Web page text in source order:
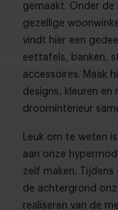
gemaakt. Onder de
gezellige
vindt hier een
eettafels, banken,
accessoires. Maak
designs, kleuren en
droominterieur
Leuk om te weten
aan onze
zelf maken.
de achtergrond
realiseren van de